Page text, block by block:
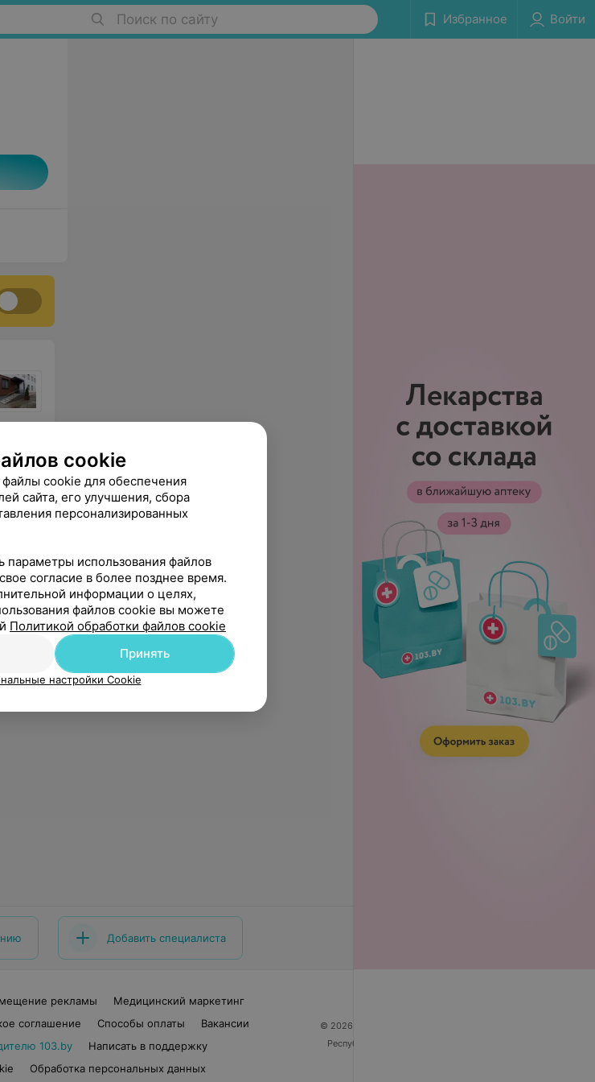
Поиск по сайту Избранное Войти
Добавить специалиста
рекламы
Медицинский маркетинг
соглашение Способы оплаты
Вакансии
103.by
Написать в поддержку
Обработка персональных данных
© 2026 ООО «Артокс Лаб», УНП 191700409
Республика Беларусь, г. Минск, улица Толбухина, 2,
cookie
файлы cookie для обеспечения
сайта, его улучшения, сбора
персонализированных
параметры использования файлов
согласие в более позднее время.
информации о целях,
файлов cookie вы можете
Политикой обработки файлов cookie
Принять
настройки Cookie